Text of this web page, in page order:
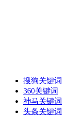
搜狗关键词
360关键词
神马关键词
头条关键词